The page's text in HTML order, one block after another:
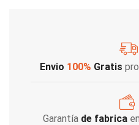
Envio 100% Gratis
Garantía de fabrica